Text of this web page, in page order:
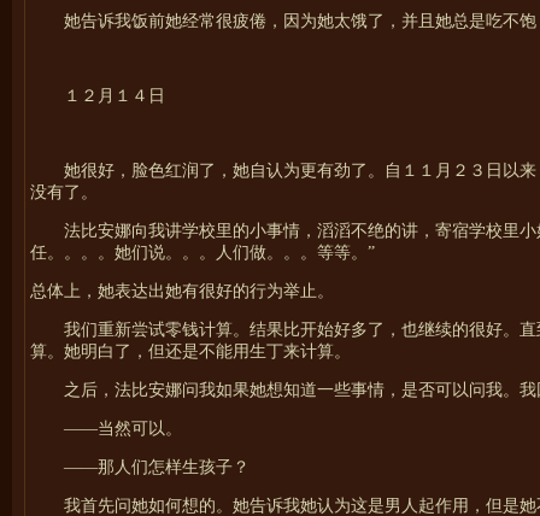
她告诉我饭前她经常很疲倦，因为她太饿了，并且她总是吃不
１２月１４日
她很好，脸色红润了，她自认为更有劲了。自１１月２３日以
没有了。
法比安娜向我讲学校里的小事情，滔滔不绝的讲，寄宿学校里
任。。。。她们说。。。人们做。。。等等。”
总体上，她表达出她有很好的行为举止。
我们重新尝试零钱计算。结果比开始好多了，也继续的很好。
算。她明白了，但还是不能用生丁来计算。
之后，法比安娜问我如果她想知道一些事情，是否可以问我。
——当然可以。
——那人们怎样生孩子？
我首先问她如何想的。她告诉我她认为这是男人起作用，但是